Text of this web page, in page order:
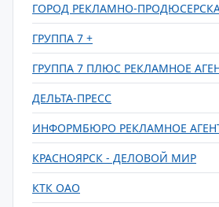
ГОРОД РЕКЛАМНО-
ГРУППА 7 +
ГРУППА 7 ПЛЮС РЕКЛАМНОЕ
ДЕЛЬТА-ПРЕСС
ИНФОРМБЮРО РЕКЛАМНОЕ
КРАСНОЯРСК - ДЕЛОВОЙ МИР
КТК ОАО